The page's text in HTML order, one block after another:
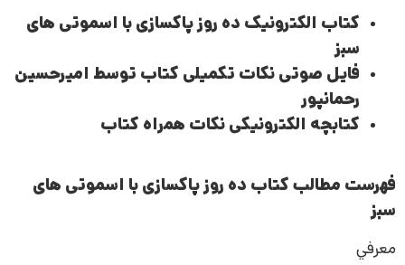
کتاب الکترونیک ده روز پاکسازی با اسموتی های
سبز
فایل صوتی نکات تکمیلی کتاب توسط امیرحسین
رحمانپور
کتابچه الکترونیکی نکات همراه کتاب
فهرست مطالب کتاب ده روز پاکسازی با اسموتی های
سبز
معرفي